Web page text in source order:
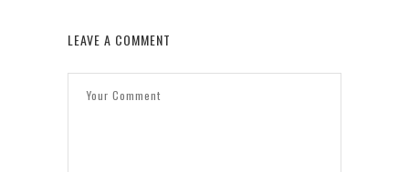
LEAVE A COMMENT